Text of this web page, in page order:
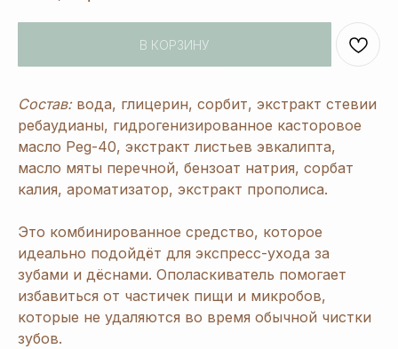
В КОРЗИНУ
Состав: вода, глицерин, сорбит, экстракт стевии
ребаудианы, гидрогенизированное касторовое
масло Peg-40, экстракт листьев эвкалипта,
масло мяты перечной, бензоат натрия, сорбат
калия, ароматизатор, экстракт прополиса.
Это комбинированное средство, которое
идеально подойдёт для экспресс-ухода за
зубами и дёснами. Ополаскиватель помогает
избавиться от частичек пищи и микробов,
которые не удаляются во время обычной чистки
зубов.